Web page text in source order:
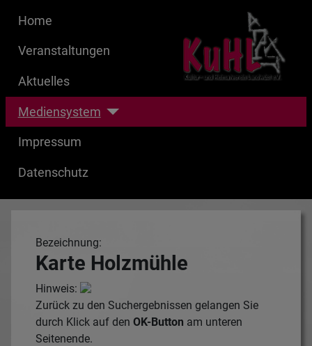
Home
Veranstaltungen
Aktuelles
Mediensystem
Impressum
Datenschutz
Bezeichnung:
Karte Holzmühle
Hinweis:
Zurück zu den Suchergebnissen gelangen Sie
durch Klick auf den OK-Button am unteren
Seitenende.